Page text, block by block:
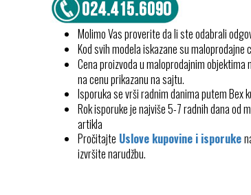
Molimo Vas proverite da li ste odabrali
Kod svih modela iskazane su maloprodajne
Cena proizvoda u maloprodajnim objektima
na cenu prikazanu na sajtu.
Isporuka se vrši radnim danima putem Bex
Rok isporuke je najviše 5-7 radnih dana od
artikla
Pročitajte Uslove kupovine i isporuke
izvršite narudžbu.